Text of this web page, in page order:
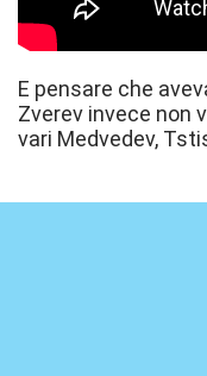
E pensare che
Zverev invece non
vari Medvedev,